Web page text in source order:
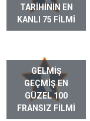
TARIHININ EN
KANLI 75 FILMI
GELMIŞ
GEÇMIŞ EN
GÜZEL 100
FRANSIZ FILMI